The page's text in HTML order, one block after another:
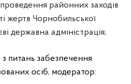
районних заходів
жертв Чорнобильської
державна адміністрація;
питань забезпечення
осіб, модератор: